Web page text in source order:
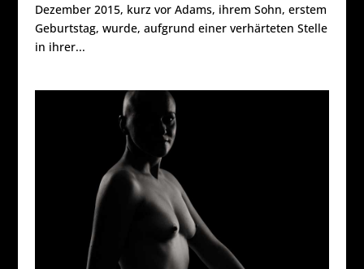
Dezember 2015, kurz vor Adams, ihrem Sohn, erstem
Geburtstag, wurde, aufgrund einer verhärteten Stelle
in ihrer...